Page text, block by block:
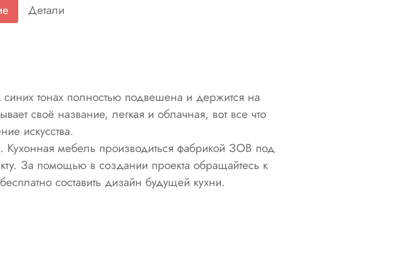
Детали
синих тонах полностью подвешена и держится на
своё название, легкая и облачная, вот все что
искусства.
мебель производиться фабрикой ЗОВ под
За помощью в создании проекта обращайтесь к
составить дизайн будущей кухни.